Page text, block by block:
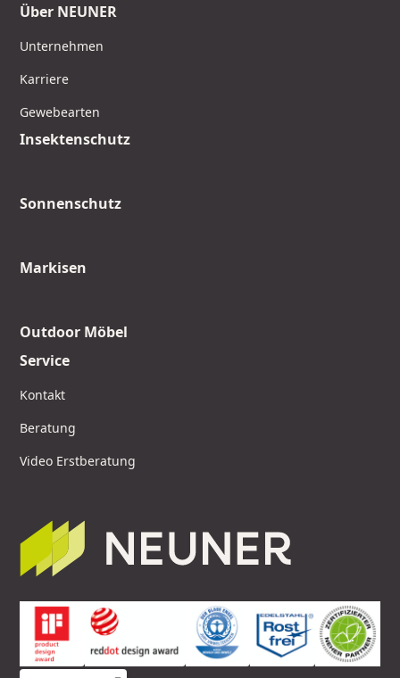
Über NEUNER
Unternehmen
Karriere
Gewebearten
Insektenschutz
Sonnenschutz
Markisen
Outdoor Möbel
Service
Kontakt
Beratung
Video Erstberatung